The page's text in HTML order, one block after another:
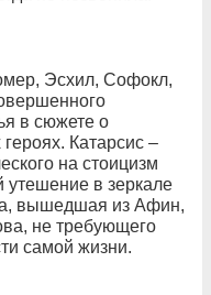
Эсхил, Софокл,
в сюжете о
Катарсис –
на стоицизм
утешение в зеркале
вышедшая из Афин,
не требующего
самой жизни.